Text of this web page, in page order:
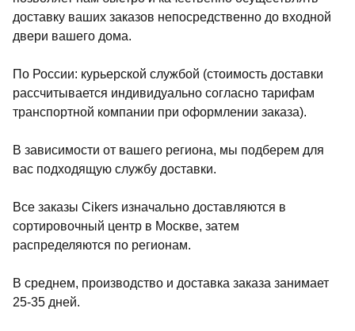
доставку ваших заказов непосредственно до входной
двери вашего дома.
По России: курьерской службой (стоимость доставки
рассчитывается индивидуально согласно тарифам
транспортной компании при оформлении заказа).
В зависимости от вашего региона, мы подберем для
вас подходящую службу доставки.
Все заказы Cikers изначально доставляются в
сортировочный центр в Москве, затем
распределяются по регионам.
В среднем, производство и доставка заказа занимает
25-35 дней.